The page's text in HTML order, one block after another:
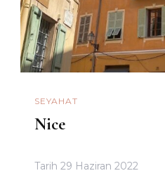
SEYAHAT
Nice
Tarih 29 Haziran 2022